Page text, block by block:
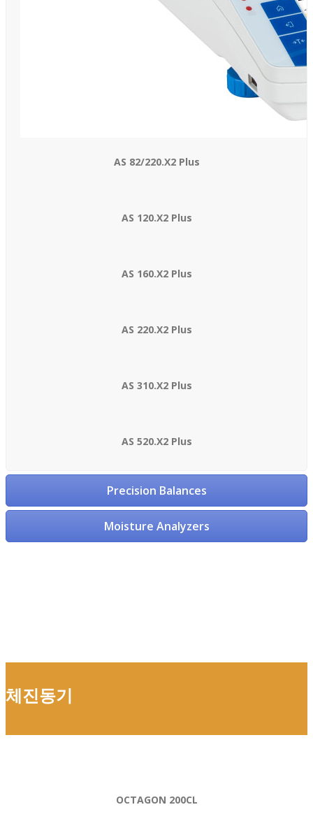
AS 82/220.X2 Plus
AS 120.X2 Plus
AS 160.X2 Plus
AS 220.X2 Plus
AS 310.X2 Plus
AS 520.X2 Plus
Precision Balances
Moisture Analyzers
체진동기
OCTAGON 200CL